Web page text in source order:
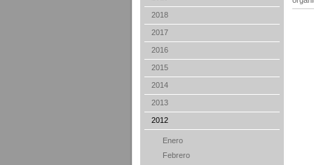
2018
2017
2016
2015
2014
2013
2012
Enero
Febrero